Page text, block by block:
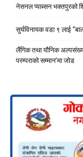
नेसनल प्याब्सन भक्तपुरको
सुर्यविनायक वडा ९ लाई
लैंगिक तथा यौनिक
परम्पराको सम्मान’मा जोड